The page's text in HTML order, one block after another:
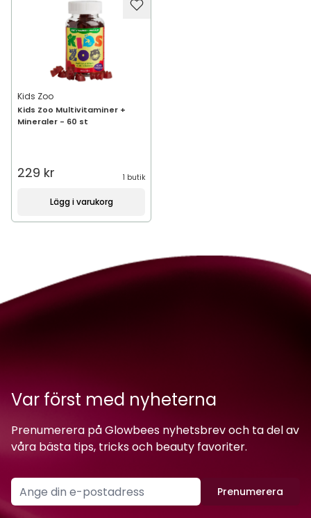
Kids Zoo
Kids Zoo Multivitaminer +
Mineraler - 60 st
229 kr 1 butik
Lägg i varukorg
Var först med nyheterna
Prenumerera på Glowbees nyhetsbrev och ta del av
våra bästa tips, tricks och beauty favoriter.
Prenumerera